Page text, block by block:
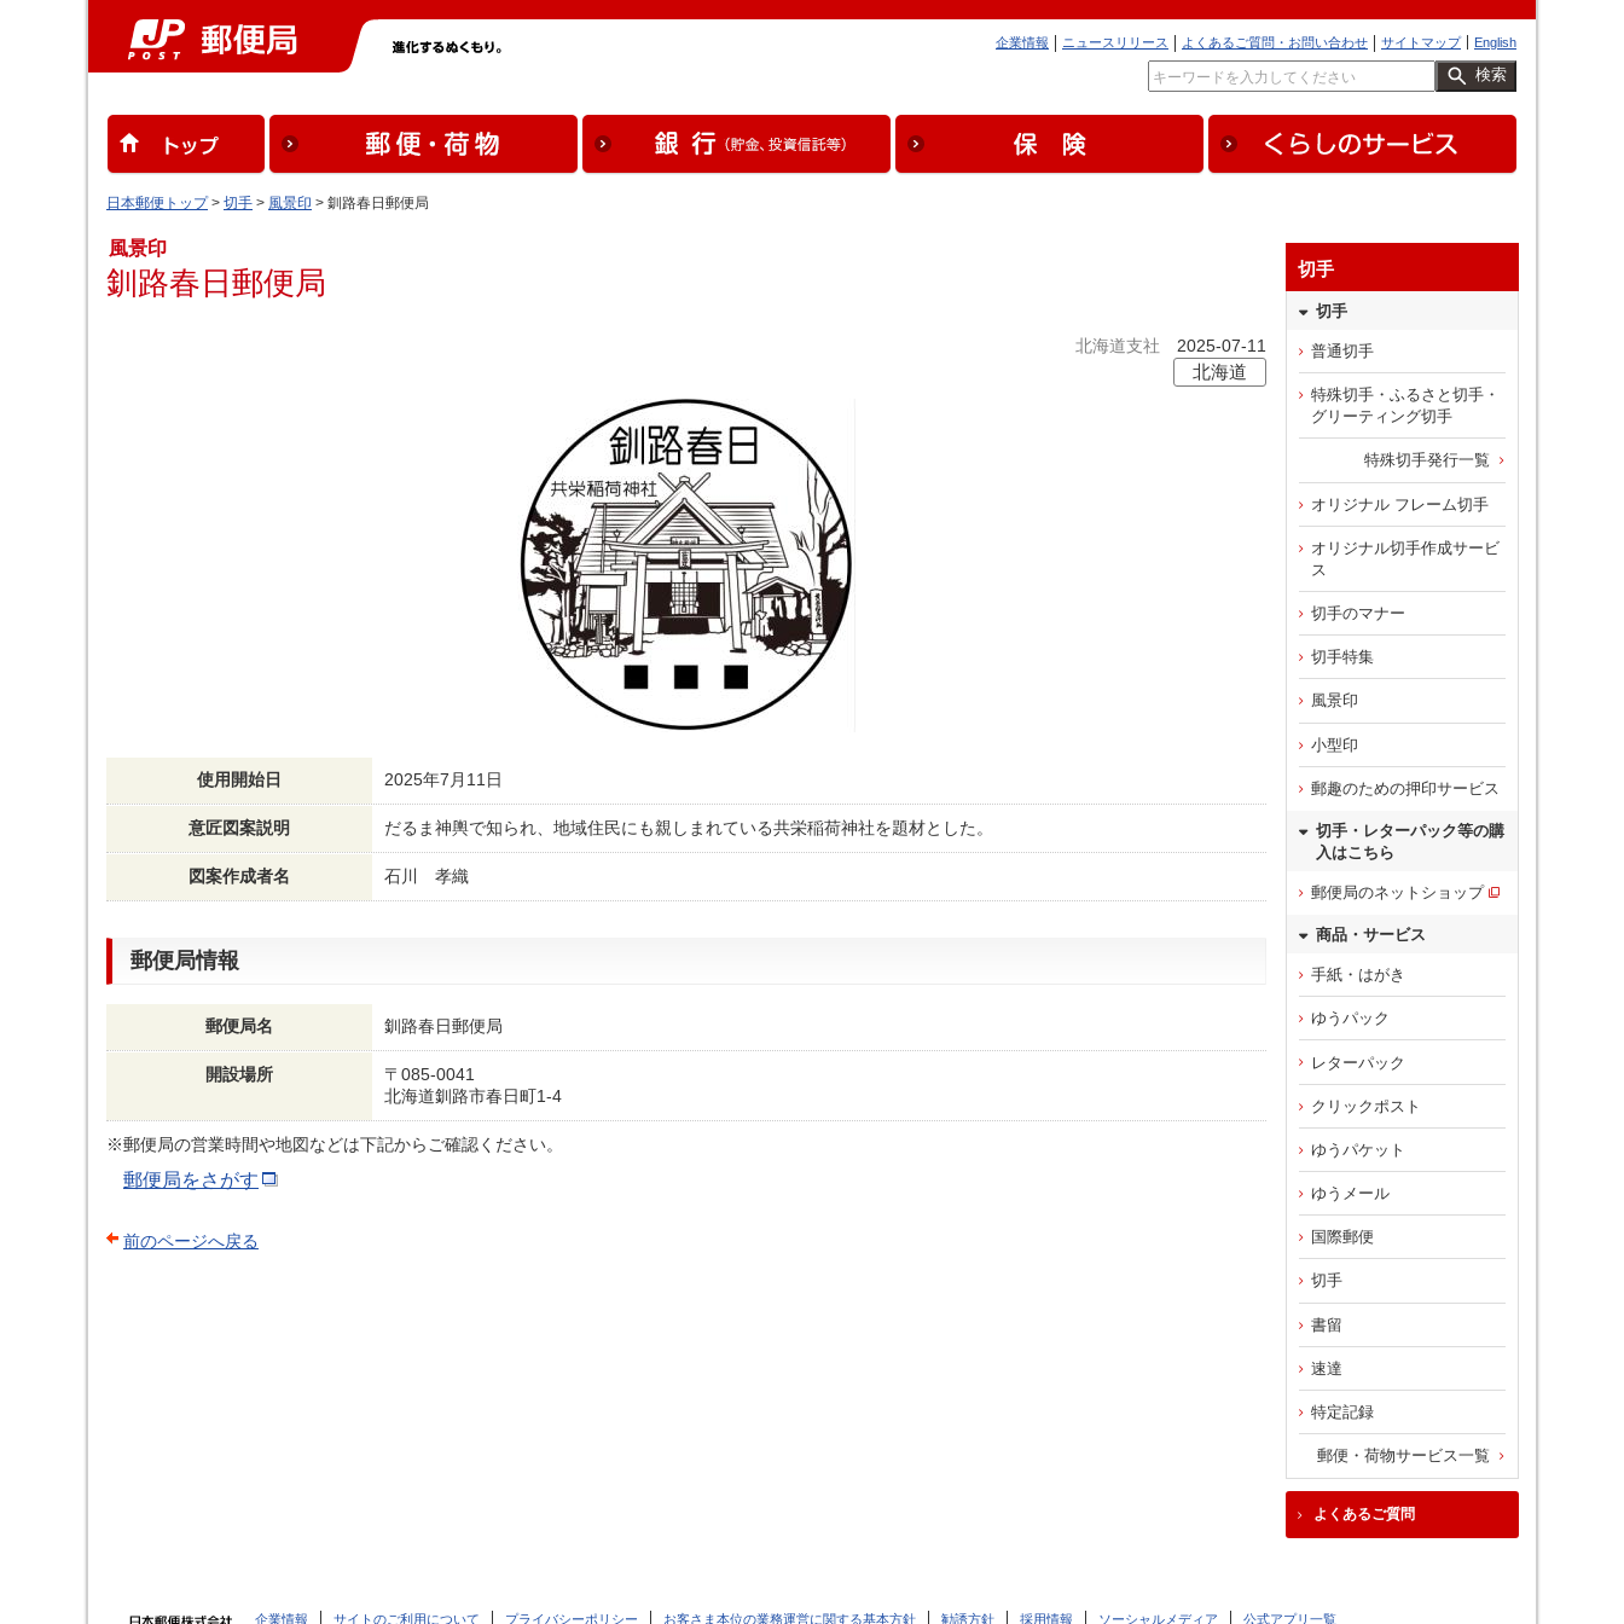
English
サイトマップ
よくあるご質問・お問い合わせ
ニュースリリース
企業情報
検索
日本郵便トップ> 切手 > 風景印 > 釧路春日郵便局
風景印
釧路春日郵便局
北海道支社 2025-07-11
北海道
使用開始日 2025年7月11日
意匠図案説明 だるま神輿で知られ、地域住民にも親しまれている共栄稲荷神社を題材とした。
図案作成者名 石川 孝織
郵便局情報
郵便局名 釧路春日郵便局
開設場所
〒085-0041
北海道釧路市春日町1-4
※郵便局の営業時間や地図などは下記からご確認ください。
郵便局をさがす
前のページへ戻る
切手
切手
普通切手
特殊切手・ふるさと切手・
グリーティング切手
特殊切手発行一覧
オリジナル フレーム切手
オリジナル切手作成サービ
ス
切手のマナー
切手特集
風景印
小型印
郵趣のための押印サービス
切手・レターパック等の購
入はこちら
郵便局のネットショップ
商品・サービス
手紙・はがき
ゆうパック
レターパック
クリックポスト
ゆうパケット
ゆうメール
国際郵便
切手
書留
速達
特定記録
郵便・荷物サービス一覧
よくあるご質問
企業情報 サイトのご利用について プライバシーポリシー お客さま本位の業務運営に関する基本方針 勧誘方針 採用情報 ソーシャルメディア 公式アプリ一覧